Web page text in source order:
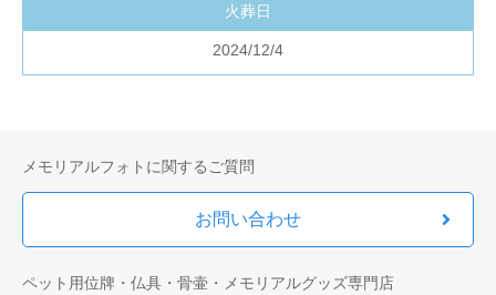
火葬日
2024/12/4
メモリアルフォトに関するご質問
お問い合わせ
ペット用位牌・仏具・骨壷・メモリアルグッズ専門店